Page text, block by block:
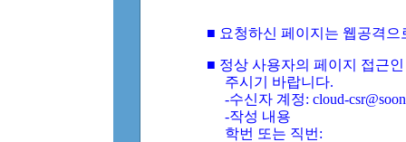
■ 요청하신 페이지는 웹공격
■ 정상 사용자의 페이지 접근
주시기 바랍니다.
-수신자 계정: cloud-
-작성 내용
학번 또는 직번: